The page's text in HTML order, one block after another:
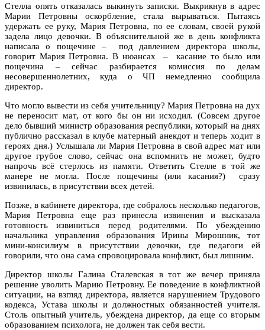
Стелла опять отказалась выкинуть записки. Выкрикнув в адрес
Марии Петровны оскорбление, стала вырываться. Пытаясь
удержать ее руку, Мария Петровна, по ее словам, своей рукой
задела лицо девочки. В объяснительной же в день конфликта
написала о пощечине – под давлением директора школы,
говорит Мария Петровна. В нюансах – касание то было или
пощечина – сейчас разбирается комиссия по делам
несовершеннолетних, куда о ЧП немедленно сообщила
директор.
Что могло вывести из себя учительницу? Мария Петровна на дух
не переносит мат, от кого бы он ни исходил. (Совсем другое
дело бывший министр образования республики, который на днях
публично рассказал в клубе матерный анекдот и теперь ходит в
героях дня.) Услышала ли Мария Петровна в свой адрес мат или
другое грубое слово, сейчас она вспомнить не может, будто
напрочь всё стерлось из памяти. Ответить Стелле в той же
манере не могла. После пощечины (или касания?) сразу
извинилась, в присутствии всех детей.
Позже, в кабинете директора, где собралось несколько педагогов,
Мария Петровна еще раз принесла извинения и высказала
готовность извиниться перед родителями. По убеждению
начальника управления образования Ирины Мирошник, тот
мини-консилиум в присутствии девочки, где педагоги ей
говорили, что она сама спровоцировала конфликт, был лишним.
Директор школы Галина Сталевская в тот же вечер приняла
решение уволить Марию Петровну. Ее поведение в конфликтной
ситуации, на взгляд директора, является нарушением Трудового
кодекса, Устава школы и должностных обязанностей учителя.
Столь опытный учитель, убеждена директор, да еще со вторым
образованием психолога, не должен так себя вести.